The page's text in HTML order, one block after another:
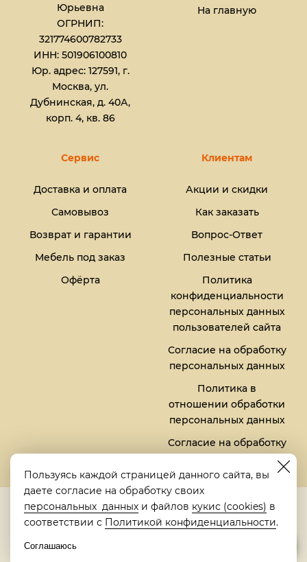
Юрьевна​
ОГРНИП:
321774600782733
ИНН: 501906100810
Юр. адрес: 127591, г.
Москва, ул.
Дубнинская, д. 40А,
корп. 4, кв. 86
На главную
Сервис
Доставка и оплата
Самовывоз
Возврат и гарантии
Мебель под заказ
Офёрта
Клиентам
Акции и скидки
Как заказать
Вопрос-Ответ
Полезные статьи
Политика
конфиденциальности
персональных данных
пользователей сайта
Согласие на обработку
персональных данных
Политика в
отношении обработки
персональных данных
Согласие на обработку
файлов кукис (cookies)
5,0
Рейтинг в Яндексе
Пользуясь каждой страницей данного сайта, вы
даете согласие на обработку своих
персональных данных и файлов кукис (cookies) в
соответствии с Политикой конфиденциальности.
Соглашаюсь